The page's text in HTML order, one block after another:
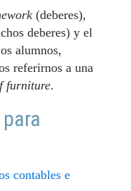
(deberes),
deberes) y el
alumnos,
referirnos a una
furniture.
contables e